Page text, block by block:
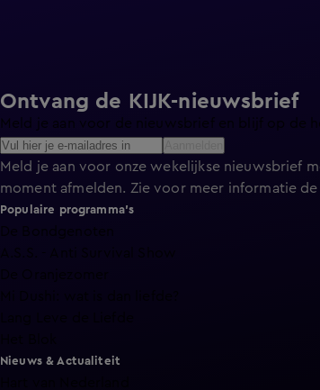
Ontvang de KIJK-nieuwsbrief
Meld je aan voor de nieuwsbrief en blijf op de
Meld je aan voor onze wekelijkse nieuwsbrief
moment afmelden. Zie voor meer informatie de
Populaire programma's
Nieuws & Actualiteit